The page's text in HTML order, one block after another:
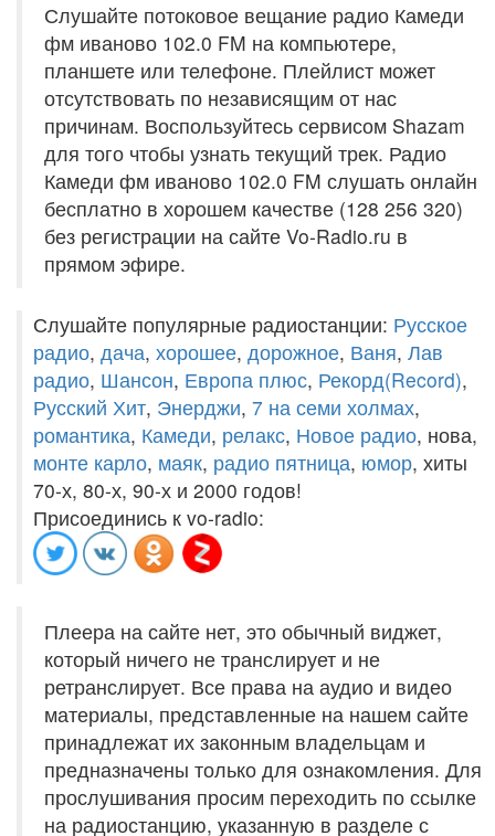
Слушайте потоковое вещание радио Камеди
фм иваново 102.0 FM на компьютере,
планшете или телефоне. Плейлист может
отсутствовать по независящим от нас
причинам. Воспользуйтесь сервисом Shazam
для того чтобы узнать текущий трек. Радио
Камеди фм иваново 102.0 FM слушать онлайн
бесплатно в хорошем качестве (128 256 320)
без регистрации на сайте Vo-Radio.ru в
прямом эфире.
Слушайте популярные радиостанции: Русское
радио, дача, хорошее, дорожное, Ваня, Лав
радио, Шансон, Европа плюс, Рекорд(Record),
Русский Хит, Энерджи, 7 на семи холмах,
романтика, Камеди, релакс, Новое радио, нова,
монте карло, маяк, радио пятница, юмор, хиты
70-х, 80-х, 90-х и 2000 годов!
Присоединись к vo-radio:
Плеера на сайте нет, это обычный виджет,
который ничего не транслирует и не
ретранслирует. Все права на аудио и видео
материалы, представленные на нашем сайте
принадлежат их законным владельцам и
предназначены только для ознакомления. Для
прослушивания просим переходить по ссылке
на радиостанцию, указанную в разделе с